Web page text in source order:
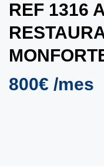
REF 1316
800€ /mes